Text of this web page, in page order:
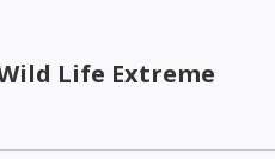
Life Extreme